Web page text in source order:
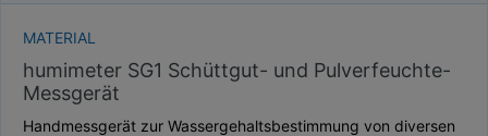
MATERIAL
humimeter SG1 Schüttgut- und Pulverfeuchte-
Messgerät
Handmessgerät zur Wassergehaltsbestimmung von diversen